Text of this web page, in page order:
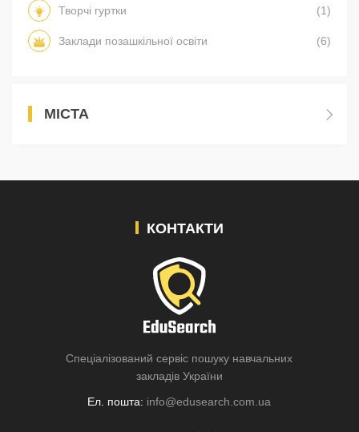
Творчі гуртки (1)
Заклади позашкільної освіти (6)
МІСТА
КОНТАКТИ
Спеціалізований сервіс пошуку навчальних
закладів України
Ел. пошта: info@edusearch.com.ua